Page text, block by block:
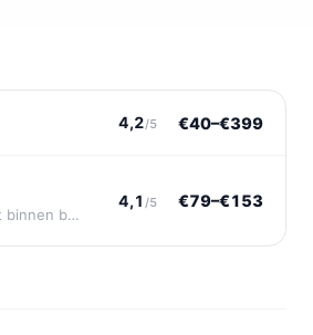
4,2/5 €40–€399
Commaxx biedt binnen babyfoons met camera vier betaalbare modellen.
4,1 /5 €79–€153